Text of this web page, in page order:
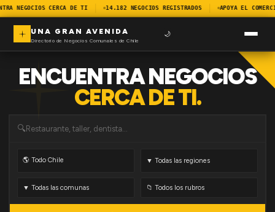
NEGOCIOS CERCA DE TI 14.182 NEGOCIOS REGISTRADOS APOYA EL
UNA GRAN AVENIDA
Directorio de Negocios Comunales de Chile
🌙
ENCUENTRA NEGOCIOS
CERCA DE TI.
🔍